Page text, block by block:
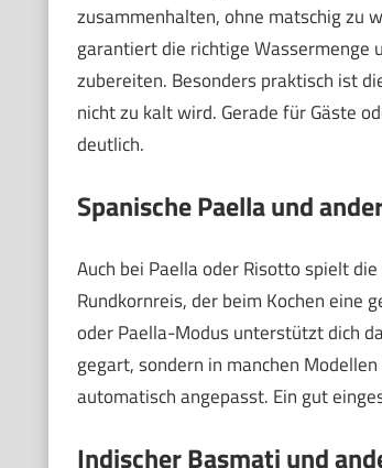
zusammenhalten, ohne matschig zu
garantiert die richtige Wassermenge
zubereiten. Besonders praktisch ist
nicht zu kalt wird. Gerade für Gäste
deutlich.
Spanische Paella und
Auch bei Paella oder Risotto spielt
Rundkornreis, der beim Kochen eine
oder Paella-Modus unterstützt dich
gegart, sondern in manchen
automatisch angepasst. Ein gut
Indischer Basmati und